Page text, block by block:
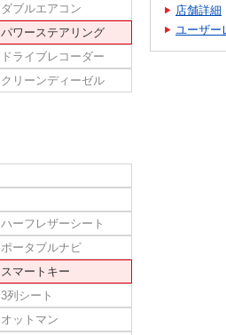
ダブルエアコン
パワーステアリング
ドライブレコーダー
クリーンディーゼル
ハーフレザーシート
ポータブルナビ
スマートキー
3列シート
オットマン
店舗詳細
ユーザー